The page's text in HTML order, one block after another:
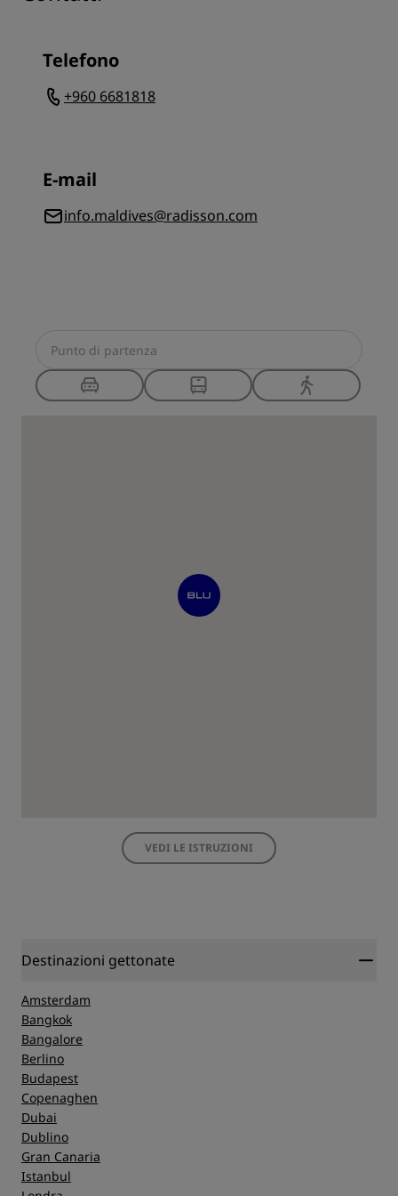
Telefono
+960 6681818
E-mail
info.maldives@radisson.com
VEDI LE ISTRUZIONI
Destinazioni gettonate
Amsterdam
Bangkok
Bangalore
Berlino
Budapest
Copenaghen
Dubai
Dublino
Gran Canaria
Istanbul